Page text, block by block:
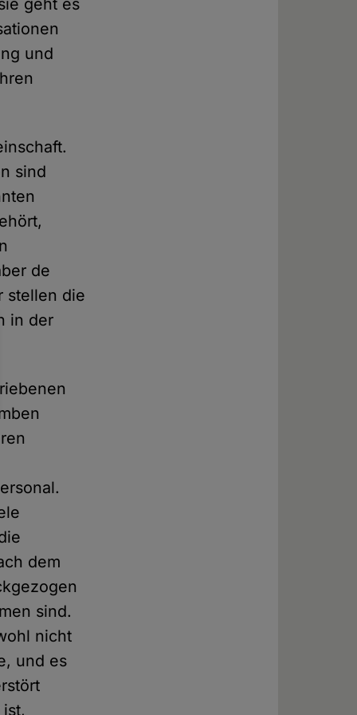
geht es
und
sind
de
stellen die
in der
dem
sind.
nicht
und es